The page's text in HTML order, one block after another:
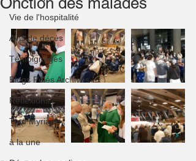
Vie de l'hospitalité
Avis de décès
Témoignages
Blogs Pélés Archives
Réflexions
Tuto Myriam
à la une